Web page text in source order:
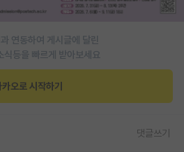
연동하여 게시글에 달린
식등을 빠르게 받아보세요
카오로 시작하기
댓글쓰기